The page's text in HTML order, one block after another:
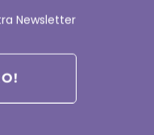
diferentes
Newsletter